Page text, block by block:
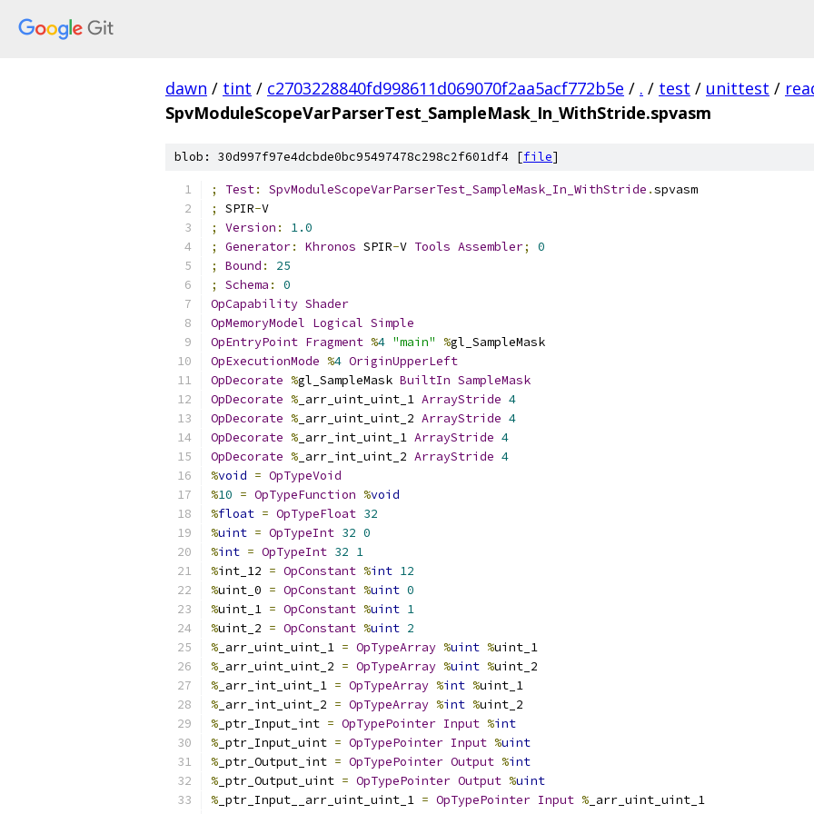
dawn / tint / c2703228840fd998611d069070f2aa5acf772b5e / . / test / unittest /
SpvModuleScopeVarParserTest_SampleMask_In_WithStride.spvasm
blob: 30d997f97e4dcbde0bc95497478c298c2f601df4 [file]
; Test: SpvModuleScopeVarParserTest_SampleMask_In_WithStride .spvasm
;
SPIR-V
;
Version :
1.0
;
Generator: Khronos SPIR-V Tools Assembler;
0
;
Bound :
25
;
Schema :
0
OpCapability Shader
OpMemoryModel Logical Simple
OpEntryPoint Fragment %4 "main" %gl_SampleMask
OpExecutionMode %4 OriginUpperLeft
OpDecorate %gl_SampleMask BuiltIn SampleMask
OpDecorate % _arr_uint_uint_1 ArrayStride 4
OpDecorate % _arr_uint_uint_2 ArrayStride 4
OpDecorate % _arr_int_uint_1 ArrayStride 4
OpDecorate % _arr_int_uint_2 ArrayStride 4
%void = OpTypeVoid
%10 = OpTypeFunction %void
%float = OpTypeFloat 32
%uint = OpTypeInt 32 0
%int = OpTypeInt 32 1
%int_12 = OpConstant %int 12
%uint_0 = OpConstant %uint 0
%uint_1 = OpConstant %uint 1
%uint_2 = OpConstant %uint 2
% _arr_uint_uint_1 = OpTypeArray %uint %uint_1
% _arr_uint_uint_2 = OpTypeArray %uint %uint_2
% _arr_int_uint_1 = OpTypeArray %int %uint_1
% _arr_int_uint_2 = OpTypeArray %int %uint_2
% _ptr_Input_int = OpTypePointer Input %int
% _ptr_Input_uint = OpTypePointer Input %uint
% _ptr_Output_int = OpTypePointer Output %int
% _ptr_Output_uint = OpTypePointer Output %uint
% _ptr_Input__arr_uint_uint_1 = OpTypePointer Input % _arr_uint_uint_1